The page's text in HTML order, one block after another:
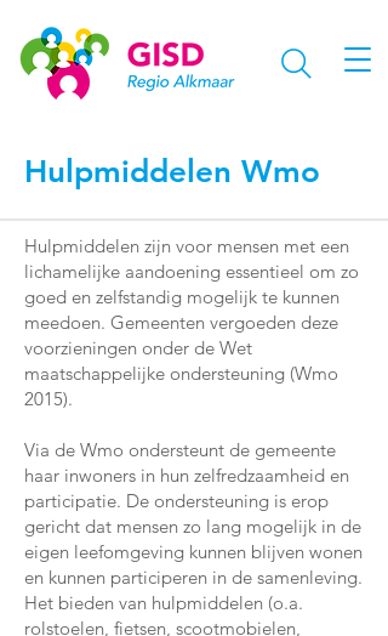
Hulpmiddelen Wmo
Hulpmiddelen zijn voor mensen met een
lichamelijke aandoening essentieel om zo
goed en zelfstandig mogelijk te kunnen
meedoen. Gemeenten vergoeden deze
voorzieningen onder de Wet
maatschappelijke ondersteuning (Wmo
2015).
Via de Wmo ondersteunt de gemeente
haar inwoners in hun zelfredzaamheid en
participatie. De ondersteuning is erop
gericht dat mensen zo lang mogelijk in de
eigen leefomgeving kunnen blijven wonen
en kunnen participeren in de samenleving.
Het bieden van hulpmiddelen (o.a.
rolstoelen, fietsen, scootmobielen,